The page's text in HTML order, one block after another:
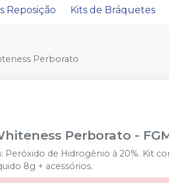
Reposição Kits de Bráquetes
Perborato
Perborato -
Peróxido de Hidrogênio à 20%. Kit
8g + acessórios.